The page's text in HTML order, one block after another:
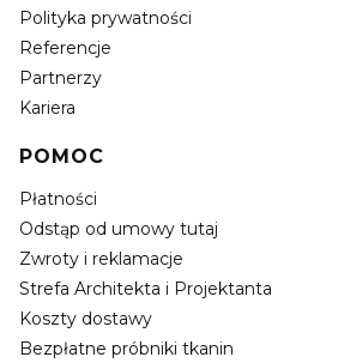
Polityka prywatności
Referencje
Partnerzy
Kariera
POMOC
Płatności
Odstąp od umowy tutaj
Zwroty i reklamacje
Strefa Architekta i Projektanta
Koszty dostawy
Bezpłatne próbniki tkanin